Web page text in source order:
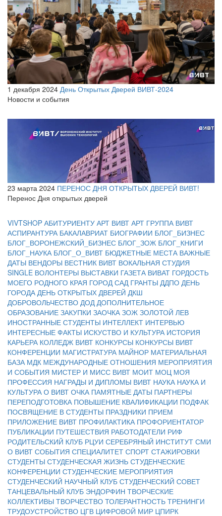
1 декабря 2024 День Открытых Дверей ВИВТ-2024
Новости и события
23 марта 2024 ПЕРЕНОС ДНЯ ОТКРЫТЫХ ДВЕРЕЙ ВИВТ!
Перенос Дня открытых дверей
VIVTSHOP АБИТУРИЕНТУ АРТ ВИВТ АРТ ГРУППА ВИВТ
АСПИРАНТУРА БАКАЛАВРИАТ БИОГРАФИИ БЛОГ_БИЗНЕС
БЛОГ_ВОРОНЕЖСКИЙ_БИЗНЕС БЛОГ_ЗОЖ БЛОГ_КНИГИ
БЛОГ_НАУКА БЛОГ_О_ВИВТ БЮДЖЕТНЫЕ МЕСТА ВАЖНЫЕ
ДАТЫ ВЕНДОРЫ ВЕСТНИК ВИВТ ВОКАЛЬНАЯ СТУДИЯ
SINGLE ВОЛОНТЕРЫ ВЫСТАВКИ ГАЗЕТА ВИВАТ ГОРДОСТЬ
МОЕГО РОДНОГО КРАЯ ГОРОД САД ГРАНТЫ ДДПО ДЕНЬ
ГОРОДА ДЕНЬ ОТКРЫТЫХ ДВЕРЕЙ ДКШ
ДОБРОВОЛЬЧЕСТВО ДОД ДОПОЛНИТЕЛЬНОЕ
ОБРАЗОВАНИЕ ЗАКУПКИ ЗАОЧКА ЗОЖ ЗОЛОТОЙ ЛЕВ
ИНОСТРАННЫЕ СТУДЕНТЫ ИНТЕЛЛЕКТ ИНТЕРВЬЮ
ИНТЕРЕСНЫЕ ФАКТЫ ИСКУСТВО И КУЛЬТУРА ИСТОРИЯ
КАРЬЕРА КОЛЛЕДЖ ВИВТ КОНКУРСЫ КОНКУРСЫ ВИВТ
КОНФЕРЕНЦИИ МАГИСТРАТУРА МАЙНОР МАТЕРИАЛЬНАЯ
БАЗА МДК МЕЖДУНАРОДНЫЕ ОТНОШЕНИЯ МЕРОПРИЯТИЯ
И СОБЫТИЯ МИСТЕР И МИСС ВИВТ МОИТ МОЦ МОЯ
ПРОФЕССИЯ НАГРАДЫ И ДИПЛОМЫ ВИВТ НАУКА НАУКА И
КУЛЬТУРА О ВИВТ ОЧКА ПАМЯТНЫЕ ДАТЫ ПАРТНЕРЫ
ПЕРЕПОДГОТОВКА ПОВЫШЕНИЕ КВАЛИФИКАЦИИ ПОДФАК
ПОСВЯЩЕНИЕ В СТУДЕНТЫ ПРАЗДНИКИ ПРИЕМ
ПРИЛОЖЕНИЕ ВИВТ ПРОФИЛАКТИКА ПРОФОРИЕНТАТОР
ПУБЛИКАЦИИ ПУТЕШЕСТВИЯ РАБОТОДАТЕЛИ РИФ
РОДИТЕЛЬСКИЙ КЛУБ РЦУИ СЕРЕБРЯНЫЙ ИНСТИТУТ СМИ
О ВИВТ СОБЫТИЯ СПЕЦИАЛИТЕТ СПОРТ СТАЖИРОВКИ
СТУДЕНТЫ СТУДЕНЧЕСКАЯ ЖИЗНЬ СТУДЕНЧЕСКИЕ
КОНФЕРЕНЦИИ СТУДЕНЧЕСКИЕ МЕРОПРИЯТИЯ
СТУДЕНЧЕСКИЙ НАУЧНЫЙ КЛУБ СТУДЕНЧЕСКИЙ СОВЕТ
ТАНЦЕВАЛЬНЫЙ КЛУБ ЭНДОРФИН ТВОРЧЕСКИЕ
КОЛЛЕКТИВЫ ТВОРЧЕСТВО ТОЛЕРАНТНОСТЬ ТРЕНИНГИ
ТРУДОУСТРОЙСТВО ЦГВ ЦИФРОВОЙ МИР ЦПИРК